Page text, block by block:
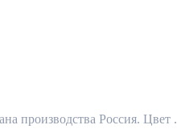
производства Россия. Цвет .